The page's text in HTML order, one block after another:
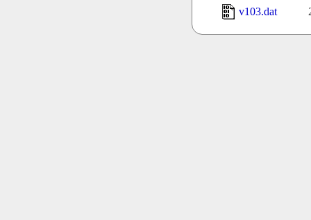
v103.dat